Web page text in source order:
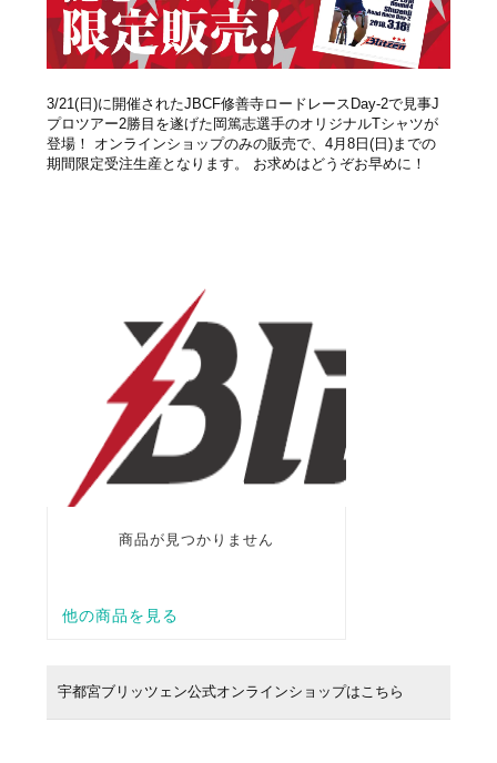
3/21(日)に開催されたJBCF修善寺ロードレースDay-2で見事J
プロツアー2勝目を遂げた岡篤志選手のオリジナルTシャツが
登場！ オンラインショップのみの販売で、4月8日(日)までの
期間限定受注生産となります。 お求めはどうぞお早めに！
宇都宮ブリッツェン公式オンラインショップはこちら